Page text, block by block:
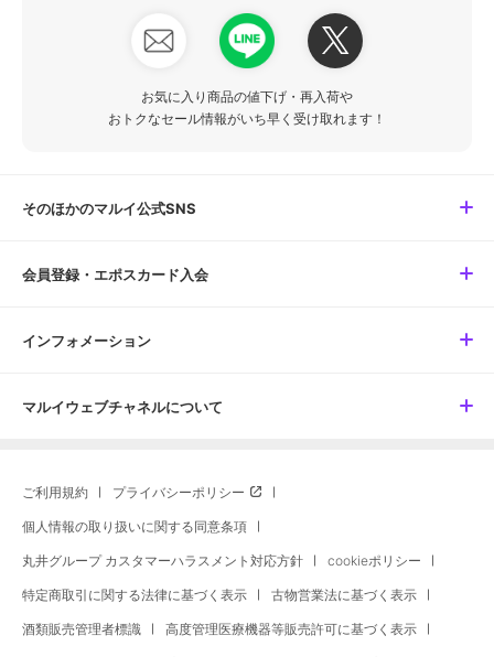
お気に入り商品の値下げ・再入荷や
おトクなセール情報がいち早く受け取れます！
そのほかのマルイ公式SNS
会員登録・エポスカード入会
インフォメーション
マルイウェブチャネルについて
ご利用規約 プライバシーポリシー
個人情報の取り扱いに関する同意条項
丸井グループ カスタマーハラスメント対応方針 cookieポリシー
特定商取引に関する法律に基づく表示 古物営業法に基づく表示
酒類販売管理者標識 高度管理医療機器等販売許可に基づく表示